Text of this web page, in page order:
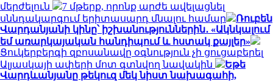
մերժելուն
7 մթերք, որոնք արժե ավելացնել
սննդակարգում երիտասարդ մնալու համար
Ռուբեն
Վարդանյանի կինը՝ իշխանություններին․ «Ակնկալում
եմ առարկայական հանդիպում և հստակ քայլեր»
Ցուկերբերգի զբոսանավը օգնություն չի ցուցաբերել
Ալյասկայի ափերի մոտ գտնվող նավակին
Եթե
Վարդևանյանը թեկուզ մեկ նիստ նախագահի,